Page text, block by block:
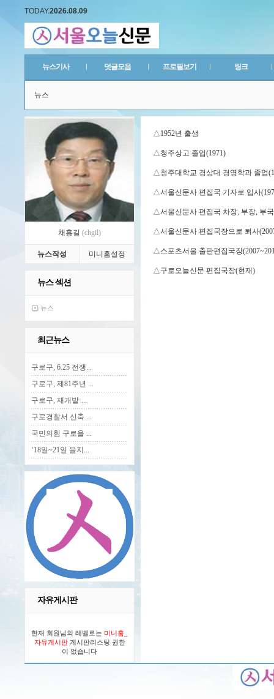
TODAY.2026.08.09
뉴스기사 덧글모음 프로필보기 링크
뉴스
채홍길 (chgil)
뉴스작성 미니홈설정
뉴스 섹션
뉴스
최근뉴스
구로구, 6.25 전쟁...
구로구, 제81주년 ...
구로구, 재개발·...
구로경찰서 신축 ...
국민의힘 구로을 ...
‘18일~21일 을지...
자유게시판
현재 회원님의 레벨로는 미니홈_
자유게시판게시판리스팅 권한
이 없습니다
△1952년 출생
△청주상고 졸업(1971)
△청주대학교 경상대 경영학과 졸업
△서울신문사 편집국 기자로 입사
△서울신문사 편집국 차장, 부장, 부
△서울신문사 편집국장으로 퇴사
△스포츠서울 출판편집국장
△구로오늘신문 편집국장(현재)